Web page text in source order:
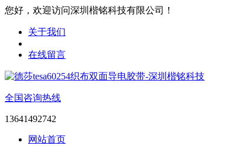
您好，欢迎访问深圳楷铭科技有限公司！
关于我们
在线留言
全国咨询热线
13641492742
网站首页